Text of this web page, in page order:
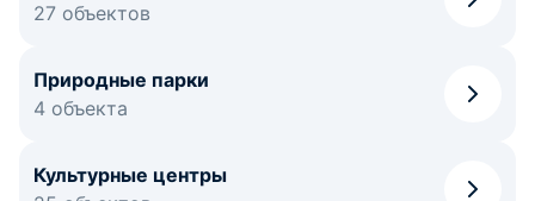
27 объектов
Природные парки
4 объекта
Культурные центры